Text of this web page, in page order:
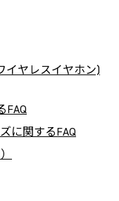
イヤレスイヤホン)
FAQ
に関するFAQ